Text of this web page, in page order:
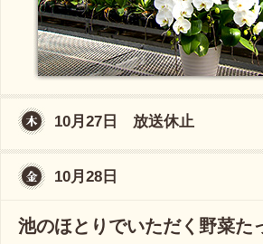
10月27日 放送休止
10月28日
池のほとりでいただく野菜た